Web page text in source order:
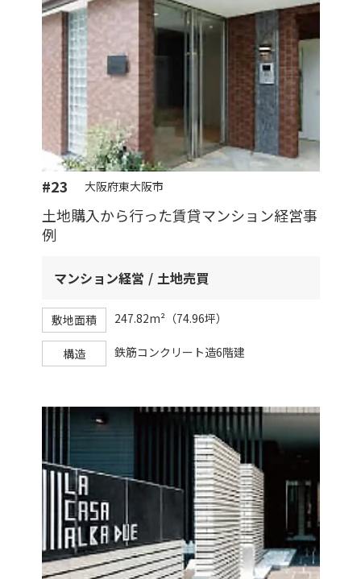
#23 大阪府東大阪市
土地購入から行った賃貸マンション経営事
例
マンション経営 土地売買
敷地面積 247.82m²（74.96坪）
構造 鉄筋コンクリート造6階建